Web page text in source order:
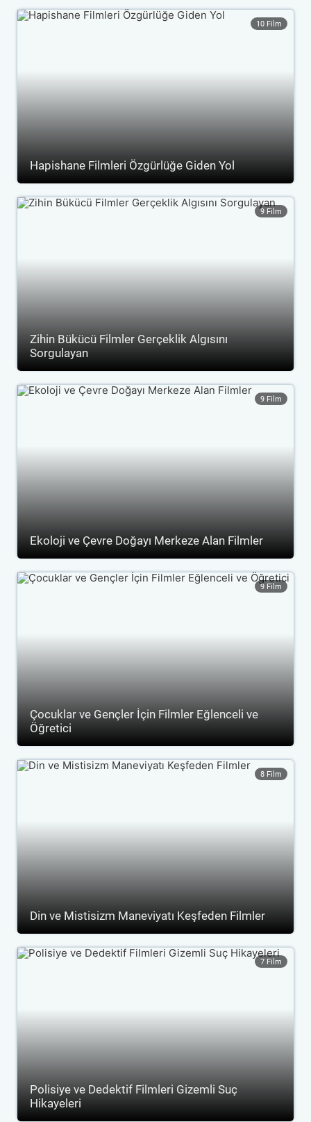
Hapishane Filmleri Özgürlüğe Giden Yol
10 Film
Zihin Bükücü Filmler Gerçeklik Algısını
Sorgulayan
9 Film
Ekoloji ve Çevre Doğayı Merkeze Alan Filmler
9 Film
Çocuklar ve Gençler İçin Filmler Eğlenceli ve
Öğretici
9 Film
Din ve Mistisizm Maneviyatı Keşfeden Filmler
8 Film
Polisiye ve Dedektif Filmleri Gizemli Suç
Hikayeleri
7 Film